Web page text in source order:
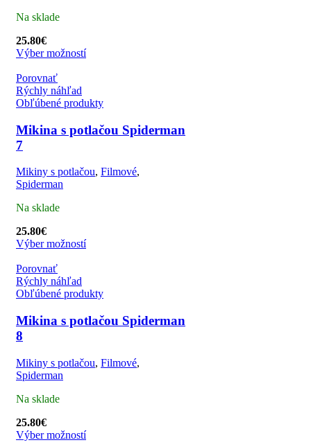
Na sklade
25.80€
Výber možností
Porovnať
Rýchly náhľad
Obľúbené produkty
Mikina s potlačou Spiderman
7
Mikiny s potlačou, Filmové,
Spiderman
Na sklade
25.80€
Výber možností
Porovnať
Rýchly náhľad
Obľúbené produkty
Mikina s potlačou Spiderman
8
Mikiny s potlačou, Filmové,
Spiderman
Na sklade
25.80€
Výber možností